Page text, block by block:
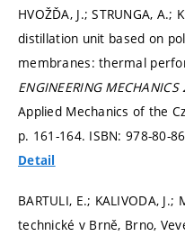
HVOŽĎA, J.; STRUNGA, A.;
distillation unit based on
membranes: thermal
ENGINEERING MECHANICS
Applied Mechanics of the
p. 161-164. ISBN: 978-80-
Detail
BARTULI, E.; KALIVODA,
technické v Brně, Brno,